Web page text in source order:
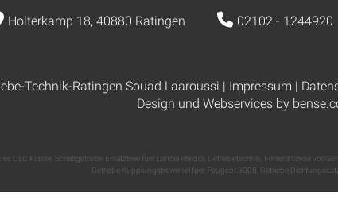
Holterkamp 18, 40880 Ratingen 02102 - 1244920
Technik-Ratingen Souad Laaroussi | Impressum |
Design und Webservices by
CLC Klasse Schaltgetriebe Ersatzteile fuer Lancia Phedra Getriebetechnik Fehleranalyse vor
Getriebe Kupplungstrommel fuer Peugeot 3008 Getriebe